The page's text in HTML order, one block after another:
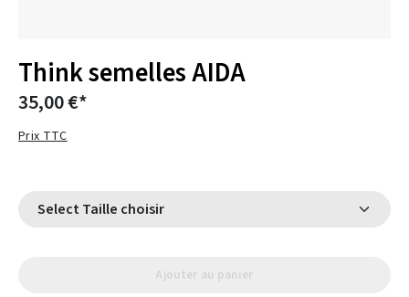
Think semelles AIDA
35,00 €*
Prix TTC
Select Taille choisir
Ajouter au panier